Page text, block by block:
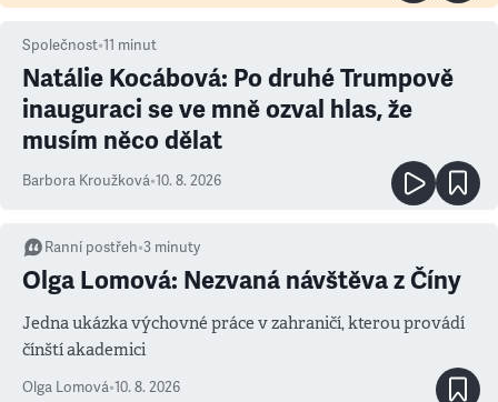
Společnost•11 minut
Natálie Kocábová: Po druhé Trumpově
inauguraci se ve mně ozval hlas, že
musím něco dělat
Barbora Kroužková•10. 8. 2026
Ranní postřeh•3 minuty
Olga Lomová: Nezvaná návštěva z Číny
Jedna ukázka výchovné práce v zahraničí, kterou provádí
čínští akademici
Olga Lomová•10. 8. 2026